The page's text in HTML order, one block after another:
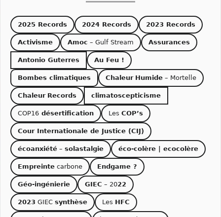
2025 Records 2024 Records 2023 Records
Activisme Amoc – Gulf Stream Assurances
Antonio Guterres Au Feu !
Bombes climatiques Chaleur Humide – Mortelle
Chaleur Records climatoscepticisme
COP16 désertification Les COP’s
Cour Internationale de Justice (CIJ)
écoanxiété – solastalgie éco-colère | ecocolère
Empreinte carbone Endgame ?
Géo-ingénierie GIEC – 2022
2023 GIEC synthèse Les HFC